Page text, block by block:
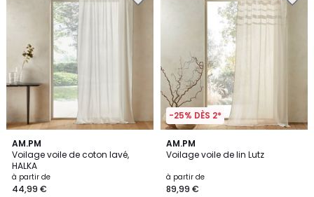
AM.PM
Voilage voile de coton lavé,
HALKA
à partir de
44,99 €
4,4
/ 5
3
Couleurs
-25% DÈS 2*
AM.PM
Voilage voile de lin Lutz
à partir de
89,99 €
4,4
/ 5